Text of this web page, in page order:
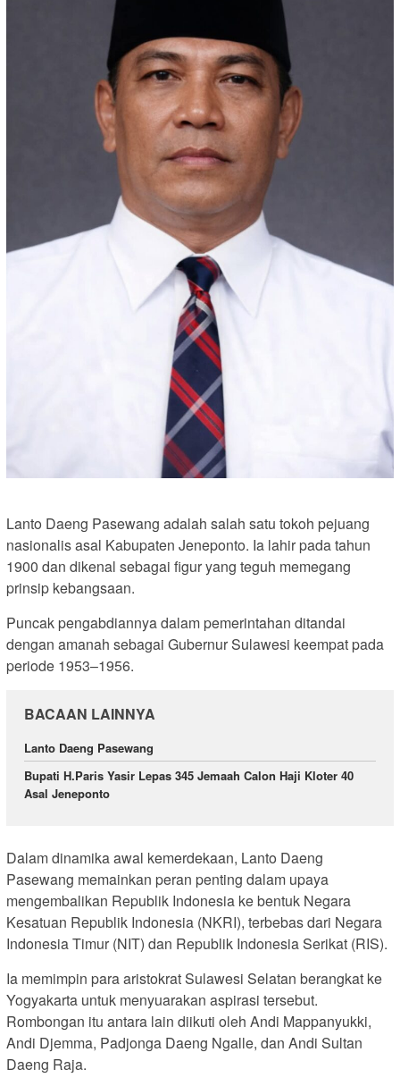
Lanto Daeng Pasewang adalah salah satu tokoh pejuang
nasionalis asal Kabupaten Jeneponto. Ia lahir pada tahun
1900 dan dikenal sebagai figur yang teguh memegang
prinsip kebangsaan.
Puncak pengabdiannya dalam pemerintahan ditandai
dengan amanah sebagai Gubernur Sulawesi keempat pada
periode 1953–1956.
BACAAN LAINNYA
Lanto Daeng Pasewang
Bupati H.Paris Yasir Lepas 345 Jemaah Calon Haji Kloter 40
Asal Jeneponto
Dalam dinamika awal kemerdekaan, Lanto Daeng
Pasewang memainkan peran penting dalam upaya
mengembalikan Republik Indonesia ke bentuk Negara
Kesatuan Republik Indonesia (NKRI), terbebas dari Negara
Indonesia Timur (NIT) dan Republik Indonesia Serikat (RIS).
Ia memimpin para aristokrat Sulawesi Selatan berangkat ke
Yogyakarta untuk menyuarakan aspirasi tersebut.
Rombongan itu antara lain diikuti oleh Andi Mappanyukki,
Andi Djemma, Padjonga Daeng Ngalle, dan Andi Sultan
Daeng Raja.